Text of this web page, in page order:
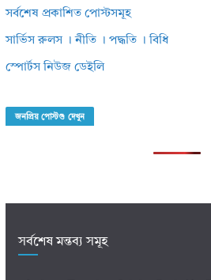
সর্বশেষ প্রকাশিত পোস্টসমূহ
সার্ভিস রুলস । নীতি । পদ্ধতি । বিধি
স্পোর্টস নিউজ ডেইলি
জনপ্রিয় পোস্টগু দেখুন
সর্বশেষ মন্তব্য সমূহ